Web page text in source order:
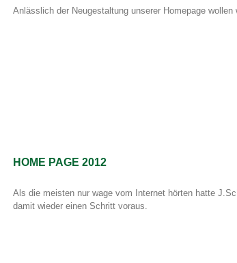
Anlässlich der Neugestaltung unserer Homepage
HOME PAGE 2012
Als die meisten nur wage vom Internet hörten hatte
damit wieder einen Schritt voraus.